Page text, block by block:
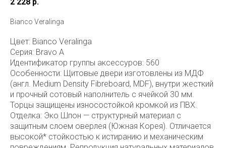
Bianco Veralinga
Цвет: Bianco Veralinga
Серия: Bravo A
Идентификатор группы аксессуров: 560
Особенности: Щитовые двери изготовлены из МДФ
(англ. Medium Density Fibreboard, MDF), внутри жесткий
и прочный сотовый наполнитель с ячейкой 30 мм.
Торцы защищены износостойкой кромкой из ПВХ.
Отделка: Эко Шпон — структурный материал с
защитным слоем оверлея (Южная Корея). Отличается
высокой* стойкостью к истиранию и механическим